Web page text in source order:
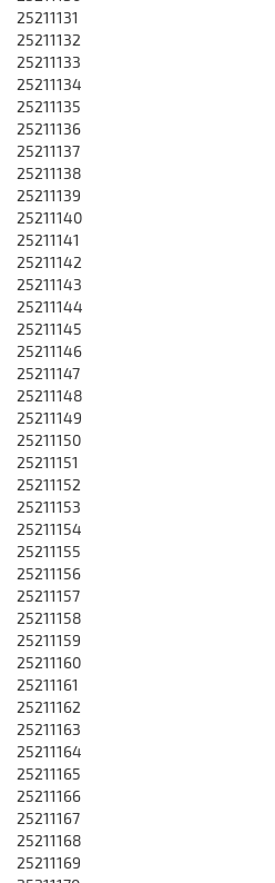
25211131
25211132
25211133
25211134
25211135
25211136
25211137
25211138
25211139
25211140
25211141
25211142
25211143
25211144
25211145
25211146
25211147
25211148
25211149
25211150
25211151
25211152
25211153
25211154
25211155
25211156
25211157
25211158
25211159
25211160
25211161
25211162
25211163
25211164
25211165
25211166
25211167
25211168
25211169